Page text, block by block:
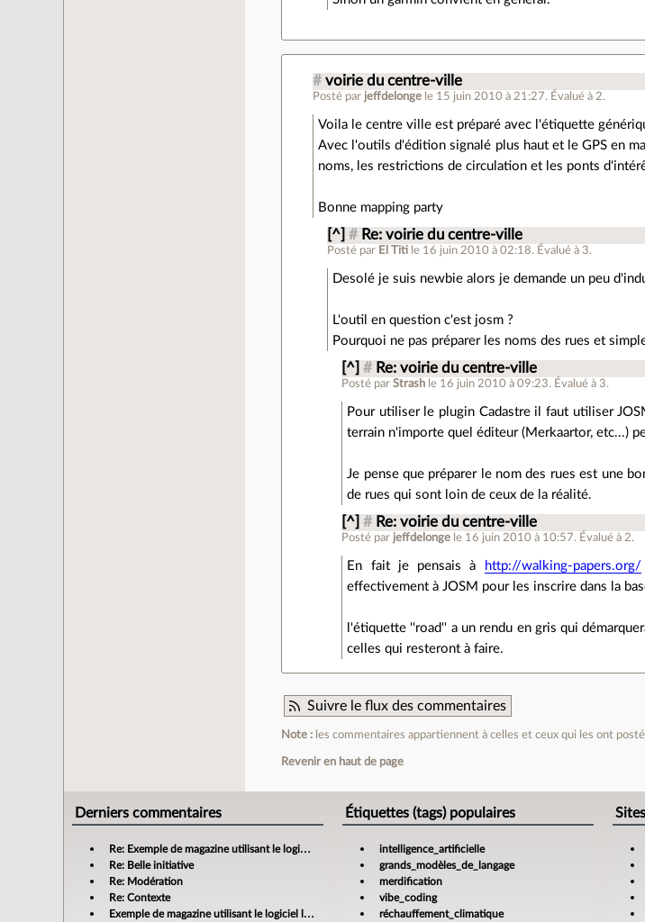
# voirie du centre-ville
Posté par jeffdelonge le 15 juin 2010 à 21:27. Évalué à2.
Voila le centre ville est préparé avec l'étiquette
Avec l'outils d'édition signalé plus haut et le GPS en
noms, les restrictions de circulation et les ponts
Bonne mapping party
[^] # Re: voirie du centre-ville
Posté par El Titi le 16 juin 2010 à 02:18. Évalué à 3.
Desolé je suis newbie alors je demande un peu
L'outil en question c'est josm ?
Pourquoi ne pas préparer les noms des rues et
[^] # Re: voirie du centre-ville
Posté parStrash le 16 juin 2010 à 09:23. Évalué à 3.
Pour utiliser le plugin Cadastre il faut utiliser
terrain n'importe quel éditeur (Merkaartor, etc...)
Je pense que préparer le nom des rues est une
de rues qui sont loin de ceux de la réalité.
[^] # Re: voirie du centre-ville
Posté par jeffdelonge le 16 juin 2010 à 10:57. Évalué à 2.
En fait je pensais à http://walking-papers.org/
effectivement à JOSM pour les inscrire dans la
l'étiquette ''road'' a un rendu en gris qui
celles qui resteront à faire.
Suivre le flux des commentaires
Note : les commentaires appartiennent à celles et ceux qui les ont
Revenir en haut de page
Derniers commentaires
Re: Exemple de magazine utilisant le logiciel libre Scribus
Re: Belle initiative
Re: Modération
Re: Contexte
Exemple de magazine utilisant le logiciel libre Scribus
Étiquettes (tags) populaires
intelligence_artificielle
grands_modèles_de_langage
merdification
vibe_coding
réchauffement_climatique